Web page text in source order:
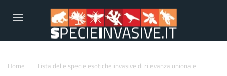
Home
Lista delle specie esotiche invasive di rilevanza unionale